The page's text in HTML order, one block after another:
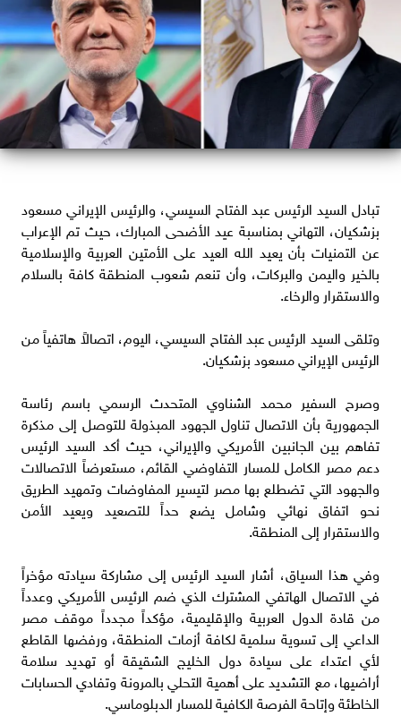
تبادل السيد الرئيس عبد الفتاح السيسي، والرئيس الإيراني مسعود
بزشكيان، التهاني بمناسبة عيد الأضحى المبارك، حيث تم الإعراب
عن التمنيات بأن يعيد الله العيد على الأمتين العربية والإسلامية
بالخير واليمن والبركات، وأن تنعم شعوب المنطقة كافة بالسلام
والاستقرار والرخاء.
وتلقى السيد الرئيس عبد الفتاح السيسي، اليوم، اتصالاً هاتفياً من
الرئيس الإيراني مسعود بزشكيان.
وصرح السفير محمد الشناوي المتحدث الرسمي باسم رئاسة
الجمهورية بأن الاتصال تناول الجهود المبذولة للتوصل إلى مذكرة
تفاهم بين الجانبين الأمريكي والإيراني، حيث أكد السيد الرئيس
دعم مصر الكامل للمسار التفاوضي القائم، مستعرضاً الاتصالات
والجهود التي تضطلع بها مصر لتيسير المفاوضات وتمهيد الطريق
نحو اتفاق نهائي وشامل يضع حداً للتصعيد ويعيد الأمن
والاستقرار إلى المنطقة.
وفي هذا السياق، أشار السيد الرئيس إلى مشاركة سيادته مؤخراً
في الاتصال الهاتفي المشترك الذي ضم الرئيس الأمريكي وعدداً
من قادة الدول العربية والإقليمية، مؤكداً مجدداً موقف مصر
الداعي إلى تسوية سلمية لكافة أزمات المنطقة، ورفضها القاطع
لأي اعتداء على سيادة دول الخليج الشقيقة أو تهديد سلامة
أراضيها، مع التشديد على أهمية التحلي بالمرونة وتفادي الحسابات
الخاطئة وإتاحة الفرصة الكافية للمسار الدبلوماسي.